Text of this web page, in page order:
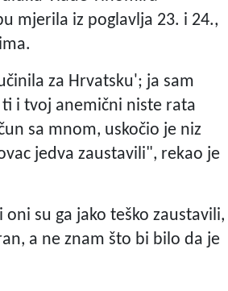
mjerila iz poglavlja 23. i 24.,
za Hrvatsku'; ja sam
i tvoj anemični niste rata
sa mnom, uskočio je niz
jedva zaustavili", rekao je
su ga jako teško zaustavili,
a ne znam što bi bilo da je